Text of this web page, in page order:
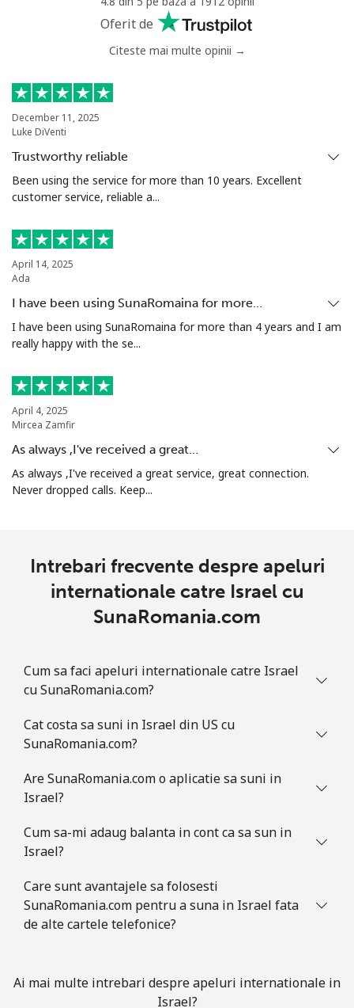
⁦19.5¢⁩ 51 min pentru ⁦$10⁩
Italy
Telefon
fix
Mobil ⁦2¢⁩
Ivory Coast
Telefon
Mobil ⁦63.9¢⁩ 15 min pentru ⁦$10⁩ ⁦45¢⁩
Oferit de
Citeste mai multe opinii →
December 11, 2025
Luke DiVenti
Trustworthy reliable
Been using the service for more than 10 years. Excellent
customer service, reliable a...
April 14, 2025
Ada
I have been using SunaRomaina for more…
I have been using SunaRomaina for more than 4 years and I am
really happy with the se...
April 4, 2025
Mircea Zamfir
As always ,I've received a great…
As always ,I've received a great service, great connection.
Never dropped calls. Keep...
Intrebari frecvente despre apeluri
internationale catre Israel cu
SunaRomania.com
Cum sa faci apeluri internationale catre Israel
cu SunaRomania.com?
Cat costa sa suni in Israel din US cu
SunaRomania.com?
Are SunaRomania.com o aplicatie sa suni in
Israel?
Cum sa-mi adaug balanta in cont ca sa sun in
Israel?
Care sunt avantajele sa folosesti
SunaRomania.com pentru a suna in Israel fata
de alte cartele telefonice?
Ai mai multe intrebari despre apeluri internationale in
Israel?